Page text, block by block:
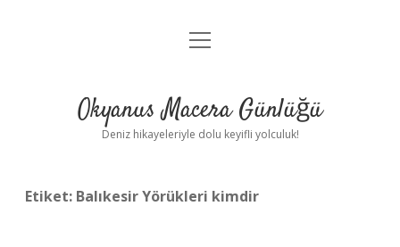
Anasayfa
Yasal Uyarı
menüyü
Okyanus Macera Günlüğü
Deniz hikayeleriyle dolu keyifli yolculuk!
Etiket: Balıkesir Yörükleri kimdir